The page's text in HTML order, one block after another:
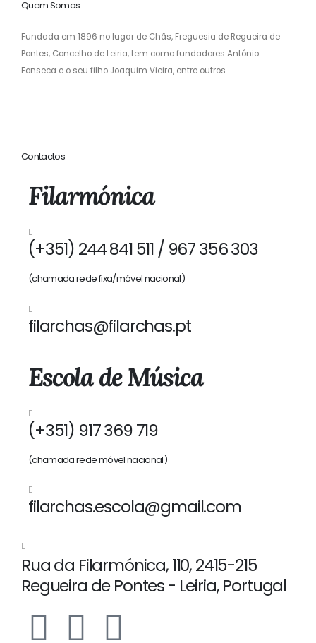
Quem Somos
Fundada em 1896 no lugar de Chãs, Freguesia de Regueira de
Pontes, Concelho de Leiria, tem como fundadores António
Fonseca e o seu filho Joaquim Vieira, entre outros.
Contactos
Filarmónica
(+351) 244 841 511 / 967 356 303
(chamada rede fixa/móvel nacional)
filarchas@filarchas.pt
Escola de Música
(+351) 917 369 719
(chamada rede móvel nacional)
filarchas.escola@gmail.com
Rua da Filarmónica, 110, 2415-215
Regueira de Pontes - Leiria, Portugal